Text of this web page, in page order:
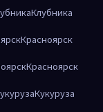
Клубника
Красноярск
Красноярск
Кукуруза